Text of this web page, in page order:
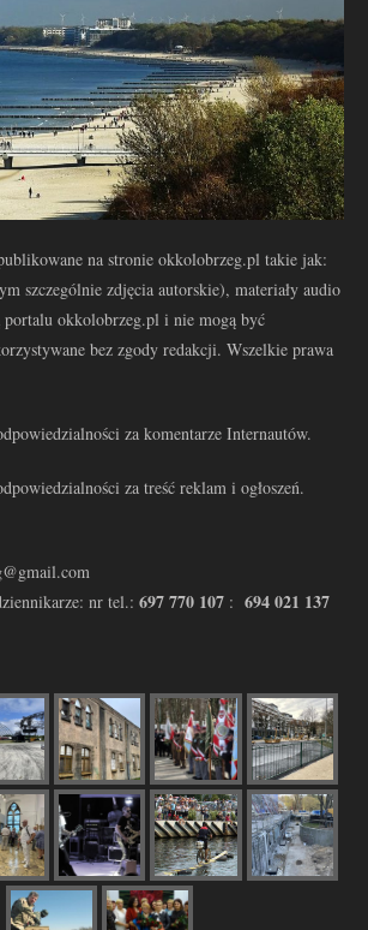
na stronie okkolobrzeg.pl takie jak:
szczególnie zdjęcia autorskie), materiały audio
portalu okkolobrzeg.pl i nie mogą być
bez zgody redakcji. Wszelkie prawa
za komentarze Internautów.
za treść reklam i ogłoszeń.
nr tel.: 697 770 107 : 694 021 137